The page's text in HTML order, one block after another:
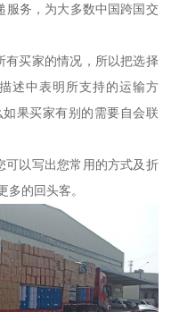
服务，为大多数中国跨国交
有买家的情况，所以把选择
述中表明所支持的运输方
果买家有别的需要自会联
可以写出您常用的方式及折
多的回头客。